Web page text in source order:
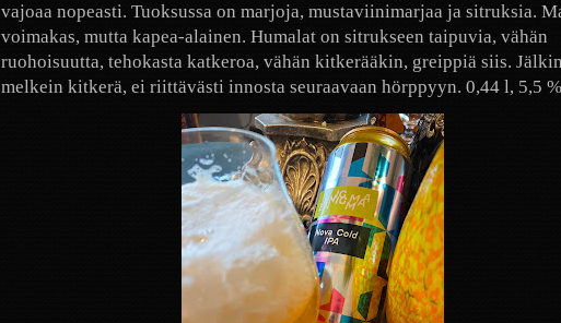
vajoaa nopeasti. Tuoksussa on marjoja, mustaviinimarjaa ja sitruksia.
voimakas, mutta kapea-alainen. Humalat on sitrukseen taipuvia, vähän
ruohoisuutta, tehokasta katkeroa, vähän kitkerääkin, greippiä siis.
melkein kitkerä, ei riittävästi innosta seuraavaan hörppyyn. 0,44 l, 5,5